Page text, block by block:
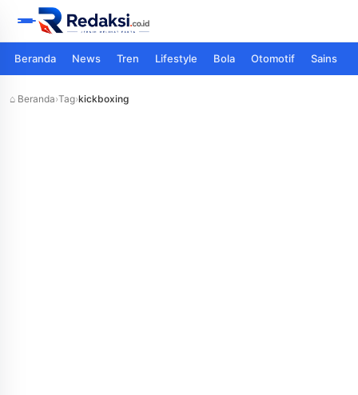
Beranda News Tren Lifestyle Bola Otomotif Sains
⌂ Beranda›Tag›kickboxing